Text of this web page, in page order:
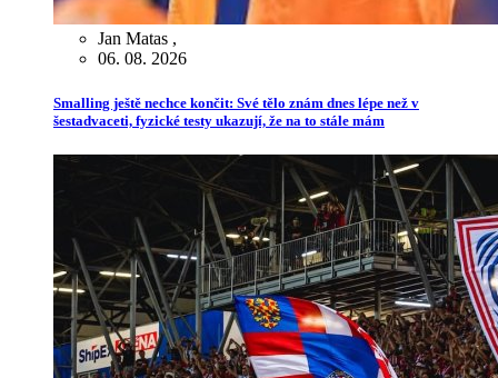
Jan Matas ,
06. 08. 2026
Smalling ještě nechce končit: Své tělo znám dnes lépe než v
šestadvaceti, fyzické testy ukazují, že na to stále mám